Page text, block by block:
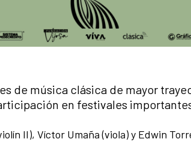
de música clásica de mayor
en festivales
II), Víctor Umaña (viola) y Edwin